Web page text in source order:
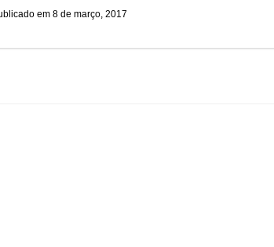
8 de março, 2017